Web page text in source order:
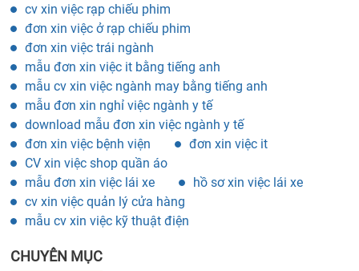
cv xin việc rạp chiếu phim
đơn xin việc ở rạp chiếu phim
đơn xin việc trái ngành
mẫu đơn xin việc it bằng tiếng anh
mẫu cv xin việc ngành may bằng tiếng anh
mẫu đơn xin nghỉ việc ngành y tế
download mẫu đơn xin việc ngành y tế
đơn xin việc bệnh viện
đơn xin việc it
CV xin việc shop quần áo
mẫu đơn xin việc lái xe
hồ sơ xin việc lái xe
cv xin việc quản lý cửa hàng
mẫu cv xin việc kỹ thuật điện
CHUYÊN MỤC